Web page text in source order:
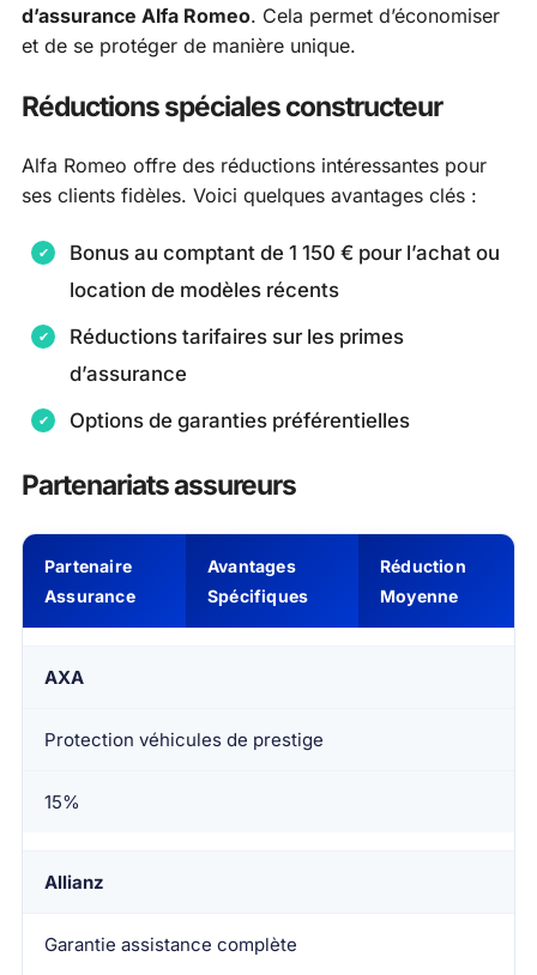
d’assurance Alfa Romeo. Cela permet d’économiser
et de se protéger de manière unique.
Réductions spéciales constructeur
Alfa Romeo offre des réductions intéressantes pour
ses clients fidèles. Voici quelques avantages clés :
Bonus au comptant de 1 150 € pour l’achat ou
location de modèles récents
Réductions tarifaires sur les primes
d’assurance
Options de garanties préférentielles
Partenariats assureurs
Partenaire
Assurance
Avantages
Spécifiques
Réduction
Moyenne
AXA
Protection véhicules de prestige
15%
Allianz
Garantie assistance complète